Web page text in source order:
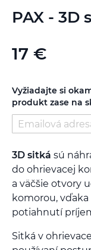
PAX - 3D
17 €
Vyžiadajte si
produkt zase na
3D sitká sú
do ohrievacej
a väčšie otvory
komorou,
potiahnutí
Sitká v
na
obrázkov